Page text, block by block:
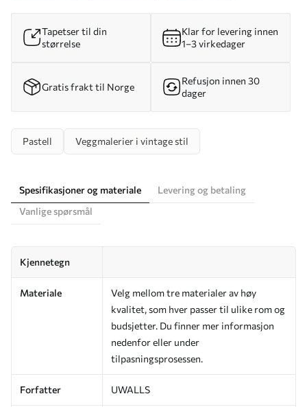
Tapetser til din
størrelse
Klar for levering innen
1–3 virkedager
Gratis frakt til Norge
Refusjon innen 30
dager
Pastell Veggmalerier i vintage stil
Spesifikasjoner og materiale
Levering og betaling
Vanlige spørsmål
Kjennetegn
Materiale
Velg mellom tre materialer av høy
kvalitet, som hver passer til ulike rom og
budsjetter. Du finner mer informasjon
nedenfor eller under
tilpasningsprosessen.
Forfatter UWALLS